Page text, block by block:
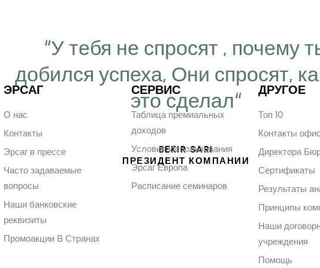
“У тебя не спросят , почему
добился успеха, Они спросят,
это сделал“
BEKIR SARI
ПРЕЗИДЕНТ КОМПАНИИ
ЭРСАГ
О нас
Контакты
Эрсаг в прессе
Часто задаваемые
вопросы
Наши банковские
реквизиты
Промоакции В Странах
СЕРВИС
Таблица премиальных
доходов
Условия Использования
Эрсаг Европа
Расписание семинаров
ДРУГОЕ
Топ 10
Контакты
Директора
Сертификаты
Результаты
Принципы
Наши
учреждения
Помощь